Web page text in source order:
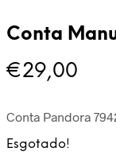
Conta
€29,00
Conta Pandora
Esgotado!